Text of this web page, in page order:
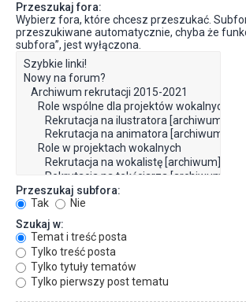
Przeszukaj fora:
Wybierz fora, które chcesz przeszukać.
przeszukiwane automatycznie, chyba że
subfora”, jest wyłączona.
Przeszukaj subfora:
Tak
Nie
Szukaj w:
Temat i treść posta
Tylko treść posta
Tylko tytuły tematów
Tylko pierwszy post tematu